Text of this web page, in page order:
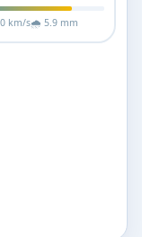
km/s🌧 5.9 mm